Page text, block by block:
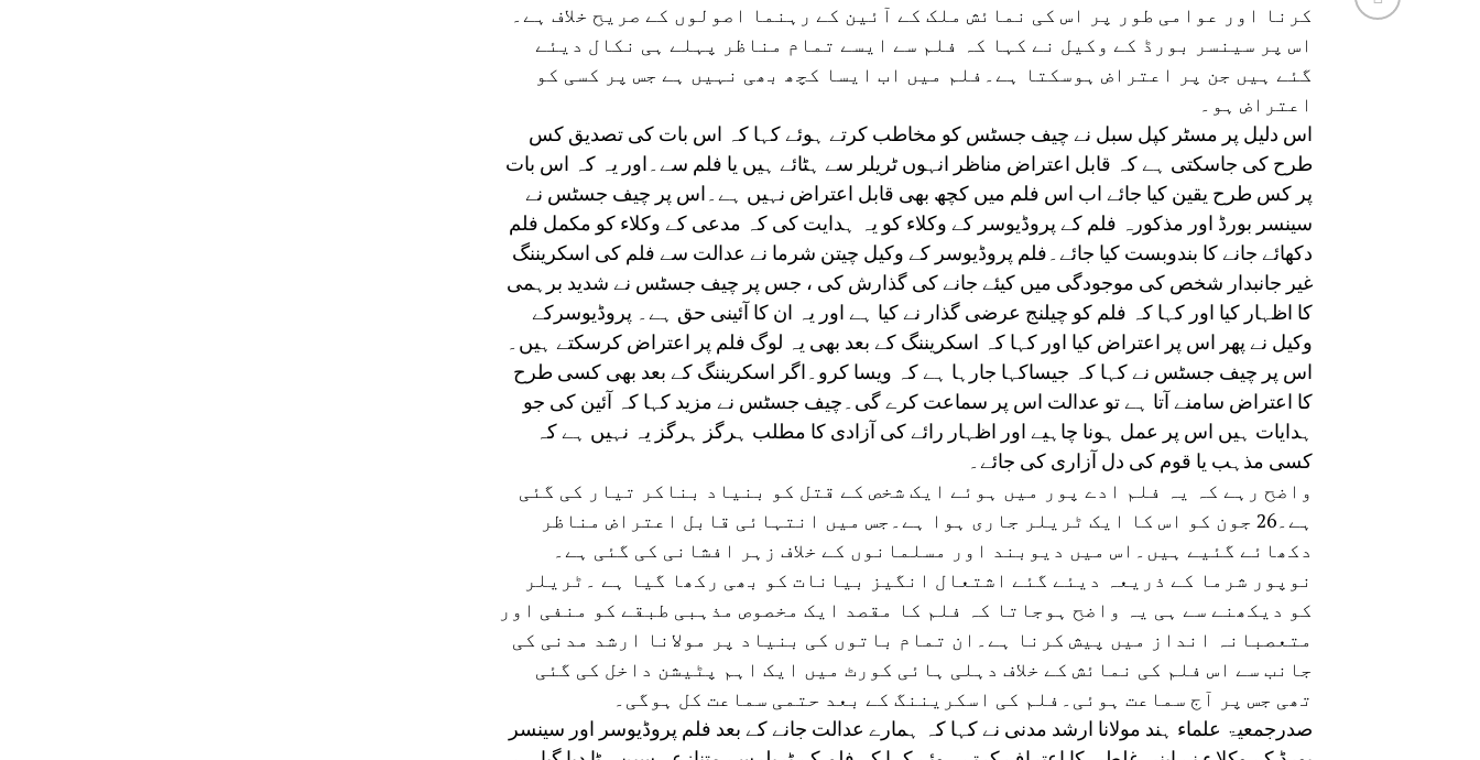
کرنا اور عوامی طور پر اس کی نمائش ملک کے آئین کے رہنما اصولوں کے صریح خلاف ہے۔
اس پر سینسر بورڈ کے وکیل نے کہا کہ فلم سے ایسے تمام مناظر پہلے ہی نکال دیئے
گئے ہیں جن پر اعتراض ہوسکتا ہے۔فلم میں اب ایسا کچھ بھی نہیں ہے جس پر کسی کو
اعتراض ہو۔
اس دلیل پر مسٹر کپل سبل نے چیف جسٹس کو مخاطب کرتے ہوئے کہا کہ اس بات کی تصدیق کس
طرح کی جاسکتی ہے کہ قابل اعتراض مناظر انہوں ٹریلر سے ہٹائے ہیں یا فلم سے۔اور یہ کہ اس بات
پر کس طرح یقین کیا جائے اب اس فلم میں کچھ بھی قابل اعتراض نہیں ہے۔اس پر چیف جسٹس نے
سینسر بورڈ اور مذکورہ فلم کے پروڈیوسر کے وکلاء کو یہ ہدایت کی کہ مدعی کے وکلاء کو مکمل فلم
دکھائے جانے کا بندوبست کیا جائے۔فلم پروڈیوسر کے وکیل چیتن شرما نے عدالت سے فلم کی اسکریننگ
غیر جانبدار شخص کی موجودگی میں کیئے جانے کی گذارش کی ، جس پر چیف جسٹس نے شدید برہمی
کا اظہار کیا اور کہا کہ فلم کو چیلنج عرضی گذار نے کیا ہے اور یہ ان کا آئینی حق ہے۔ پروڈیوسرکے
وکیل نے پھر اس پر اعتراض کیا اور کہا کہ اسکریننگ کے بعد بھی یہ لوگ فلم پر اعتراض کرسکتے ہیں۔
اس پر چیف جسٹس نے کہا کہ جیساکہا جارہا ہے کہ ویسا کرو۔اگر اسکریننگ کے بعد بھی کسی طرح
کا اعتراض سامنے آتا ہے تو عدالت اس پر سماعت کرے گی۔چیف جسٹس نے مزید کہا کہ آئین کی جو
ہدایات ہیں اس پر عمل ہونا چاہیے اور اظہار رائے کی آزادی کا مطلب ہرگز ہرگز یہ نہیں ہے کہ
کسی مذہب یا قوم کی دل آزاری کی جائے۔
واضح رہے کہ یہ فلم ادے پور میں ہوئے ایک شخص کے قتل کو بنیاد بناکر تیار کی گئی
ہے۔26 جون کو اس کا ایک ٹریلر جاری ہوا ہے۔جس میں انتہائی قابل اعتراض مناظر
دکھائے گئیے ہیں۔اس میں دیوبند اور مسلمانوں کے خلاف زہر افشانی کی گئی ہے۔
نوپور شرما کے ذریعہ دیئے گئے اشتعال انگیز بیانات کو بھی رکھا گیا ہے ۔ٹریلر
کو دیکھنے سے ہی یہ واضح ہوجاتا کہ فلم کا مقصد ایک مخصوص مذہبی طبقے کو منفی اور
متعصبانہ انداز میں پیش کرنا ہے۔ان تمام باتوں کی بنیاد پر مولانا ارشد مدنی کی
جانب سے اس فلم کی نمائش کے خلاف دہلی ہائی کورٹ میں ایک اہم پٹیشن داخل کی گئی
تھی جس پر آج سماعت ہوئی۔فلم کی اسکریننگ کے بعد حتمی سماعت کل ہوگی۔
صدرجمعیۃ علماء ہند مولانا ارشد مدنی نے کہا کہ ہمارے عدالت جانے کے بعد فلم پروڈیوسر اور سینسر